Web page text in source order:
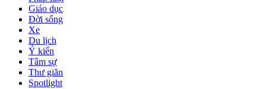
Giáo dục
Đời sống
Xe
Du lịch
Ý kiến
Tâm sự
Thư giãn
Spotlight